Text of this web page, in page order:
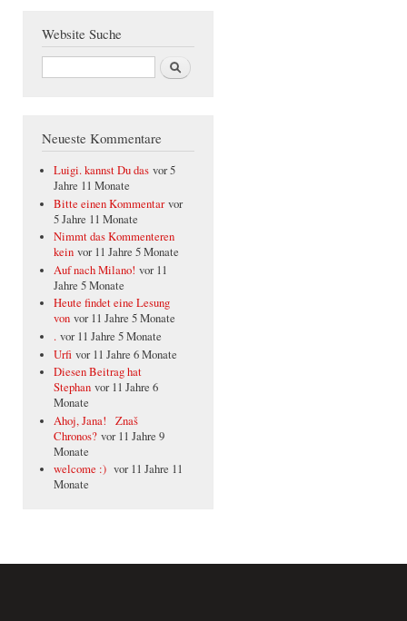
Website Suche
Suche
Neueste Kommentare
Luigi. kannst Du das vor 5
Jahre 11 Monate
Bitte einen Kommentar vor
5 Jahre 11 Monate
Nimmt das Kommenteren
kein vor 11 Jahre 5 Monate
Auf nach Milano! vor 11
Jahre 5 Monate
Heute findet eine Lesung
von vor 11 Jahre 5 Monate
. vor 11 Jahre 5 Monate
Urfi vor 11 Jahre 6 Monate
Diesen Beitrag hat
Stephan vor 11 Jahre 6
Monate
Ahoj, Jana! Znaš
Chronos? vor 11 Jahre 9
Monate
welcome :) vor 11 Jahre 11
Monate